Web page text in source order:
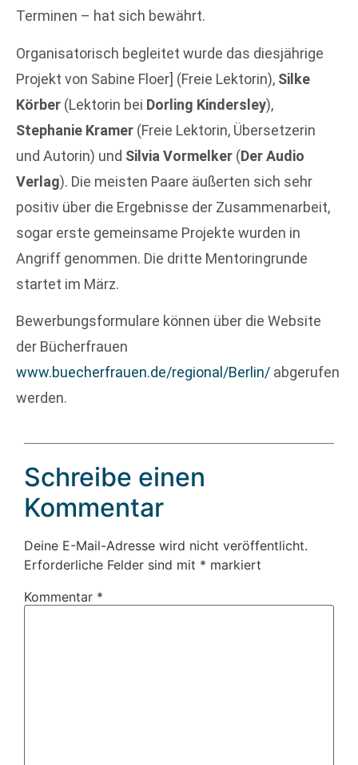
Terminen – hat sich bewährt.
Organisatorisch begleitet wurde das diesjährige
Projekt von Sabine Floer] (Freie Lektorin), Silke
Körber (Lektorin bei Dorling Kindersley),
Stephanie Kramer (Freie Lektorin, Übersetzerin
und Autorin) und Silvia Vormelker (Der Audio
Verlag). Die meisten Paare äußerten sich sehr
positiv über die Ergebnisse der Zusammenarbeit,
sogar erste gemeinsame Projekte wurden in
Angriff genommen. Die dritte Mentoringrunde
startet im März.
Bewerbungsformulare können über die Website
der Bücherfrauen
www.buecherfrauen.de/regional/Berlin/ abgerufen
werden.
Schreibe einen
Kommentar
Deine E-Mail-Adresse wird nicht veröffentlicht.
Erforderliche Felder sind mit * markiert
Kommentar *